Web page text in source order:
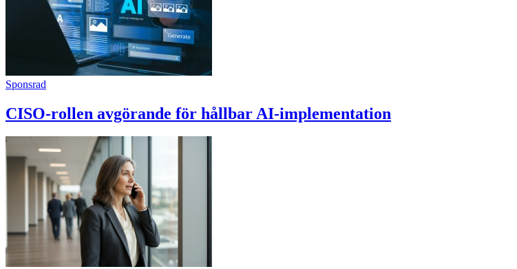
Sponsrad
CISO-rollen avgörande för hållbar AI-implementation